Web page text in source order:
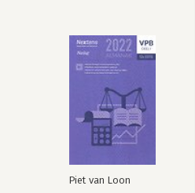
Piet van Loon